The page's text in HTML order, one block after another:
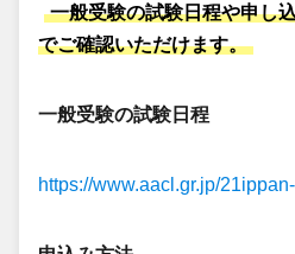
一般受験の試験日程や申し
でご確認いただけます。
一般受験の試験日程
https://www.aacl.gr.jp/